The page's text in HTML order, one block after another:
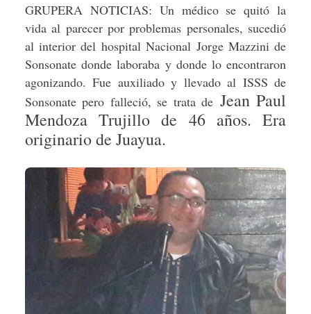
GRUPERA NOTICIAS: Un médico se quitó la
vida al parecer por problemas personales, sucedió
al interior del hospital Nacional Jorge Mazzini de
Sonsonate donde laboraba y donde lo encontraron
agonizando. Fue auxiliado y llevado al ISSS de
Sonsonate pero falleció, se trata de Jean Paul
Mendoza Trujillo de 46 años. Era
originario de Juayua.